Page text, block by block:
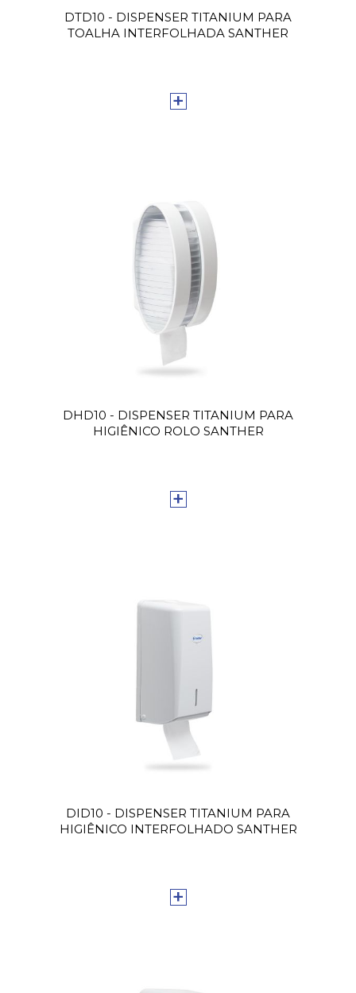
DTD10 - DISPENSER TITANIUM PARA
TOALHA INTERFOLHADA SANTHER
+
DHD10 - DISPENSER TITANIUM PARA
HIGIÊNICO ROLO SANTHER
+
DID10 - DISPENSER TITANIUM PARA
HIGIÊNICO INTERFOLHADO SANTHER
+